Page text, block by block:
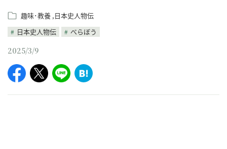
趣味･教養 日本史人物伝
日本史人物伝
べらぼう
2025/3/9